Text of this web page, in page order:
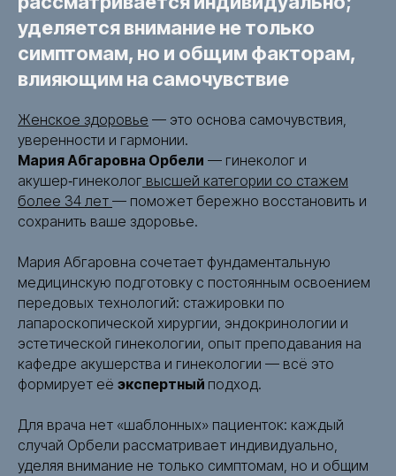
уделяется внимание не только
симптомам, но и общим факторам,
влияющим на самочувствие
Женское здоровье — это основа самочувствия,
уверенности и гармонии.
Мария Абгаровна Орбели — гинеколог и
акушер‑гинеколог высшей категории со стажем
более 34 лет — поможет бережно восстановить и
сохранить ваше здоровье.
Мария Абгаровна сочетает фундаментальную
медицинскую подготовку с постоянным освоением
передовых технологий: стажировки по
лапароскопической хирургии, эндокринологии и
эстетической гинекологии, опыт преподавания на
кафедре акушерства и гинекологии — всё это
формирует её экспертный подход.
Для врача нет «шаблонных» пациенток: каждый
случай Орбели рассматривает индивидуально,
уделяя внимание не только симптомам, но и общим